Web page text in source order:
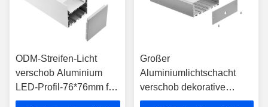
ODM-Streifen-Licht
verschob Aluminium
LED-Profil-76*76mm für
großen Raum
Großer
Aluminiumlichtschacht
verschob dekorative
Profile für LED-Band